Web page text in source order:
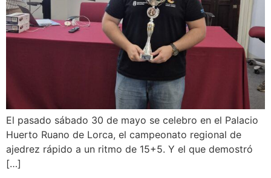
El pasado sábado 30 de mayo se celebro en el Palacio
Huerto Ruano de Lorca, el campeonato regional de
ajedrez rápido a un ritmo de 15+5. Y el que demostró
[…]